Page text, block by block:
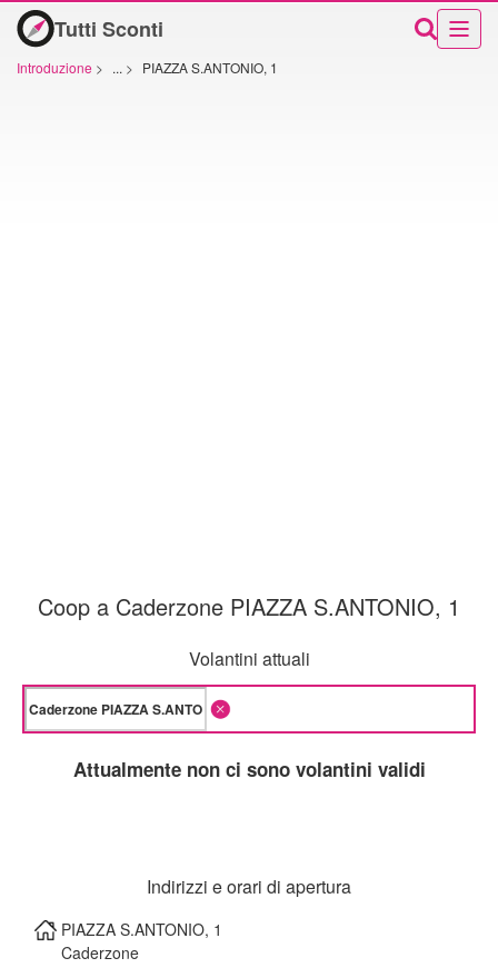
Tutti Sconti
Introduzione > ... > PIAZZA S.ANTONIO, 1
Coop a Caderzone PIAZZA S.ANTONIO, 1
Volantini attuali
Attualmente non ci sono volantini validi
Indirizzi e orari di apertura
PIAZZA S.ANTONIO, 1
Caderzone